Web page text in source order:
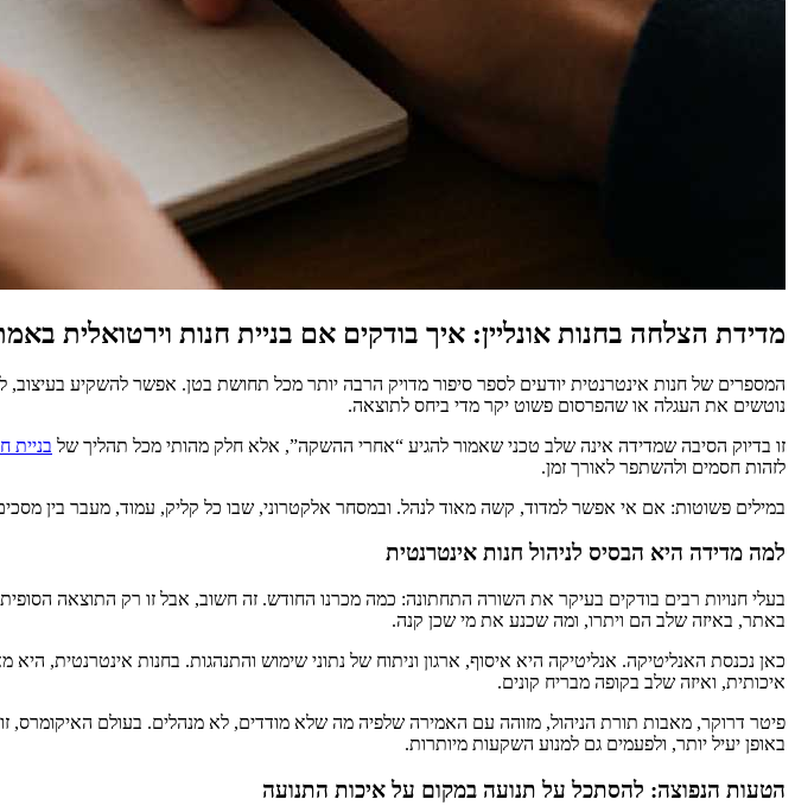
מדידת הצלחה בחנות אונליין: איך בודקים אם בניית חנות וירטואלית
המספרים של חנות אינטרנטית יודעים לספר סיפור מדויק הרבה יותר מכל תחושת בטן. אפשר להשקיע
נוטשים את העגלה או שהפרסום פשוט יקר מדי ביחס לתוצאה.
זו בדיוק הסיבה שמדידה אינה שלב טכני שאמור להגיע “אחרי ההשקה”, אלא חלק מהותי מכל תהליך של בניית
לזהות חסמים ולהשתפר לאורך זמן.
במילים פשוטות: אם אי אפשר למדוד, קשה מאוד לנהל. ובמסחר אלקטרוני, שבו כל קליק, עמוד, מעבר בין
למה מדידה היא הבסיס לניהול חנות אינטרנטית
בעלי חנויות רבים בודקים בעיקר את השורה התחתונה: כמה מכרנו החודש. זה חשוב, אבל זו רק התוצאה
באתר, באיזה שלב הם ויתרו, ומה שכנע את מי שכן קנה.
כאן נכנסת האנליטיקה. אנליטיקה היא איסוף, ארגון וניתוח של נתוני שימוש והתנהגות. בחנות אינטרנטית,
איכותית, ואיזה שלב בקופה מבריח קונים.
פיטר דרוקר, מאבות תורת הניהול, מזוהה עם האמירה שלפיה מה שלא מודדים, לא מנהלים. בעולם
באופן יעיל יותר, ולפעמים גם למנוע השקעות מיותרות.
הטעות הנפוצה: להסתכל על תנועה במקום על איכות התנועה